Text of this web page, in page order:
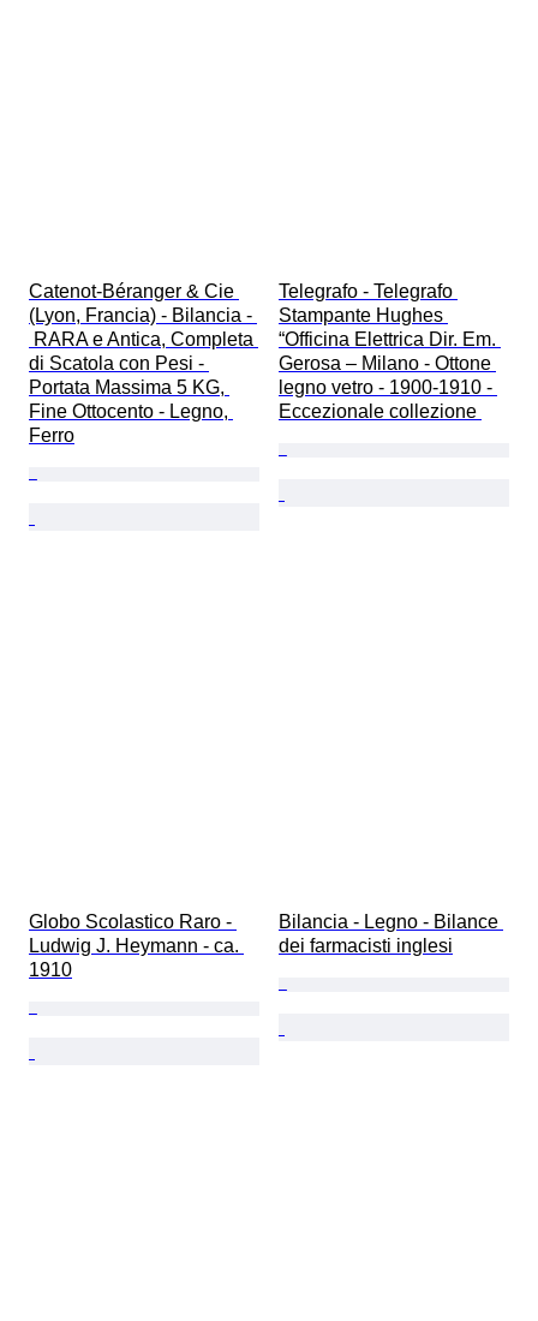
Catenot-Béranger & Cie
(Lyon, Francia) - Bilancia -
RARA e Antica, Completa
di Scatola con Pesi -
Portata Massima 5 KG,
Fine Ottocento - Legno,
Ferro
Telegrafo - Telegrafo
Stampante Hughes
“Officina Elettrica Dir. Em.
Gerosa – Milano - Ottone
legno vetro - 1900-1910 -
Eccezionale collezione
Globo Scolastico Raro -
Ludwig J. Heymann - ca.
1910
Bilancia - Legno - Bilance
dei farmacisti inglesi